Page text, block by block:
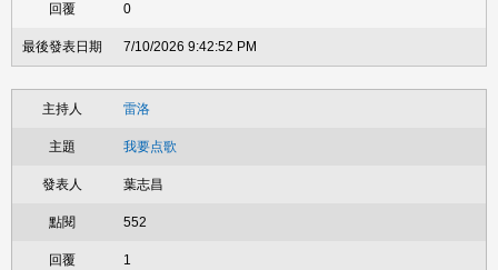
0
7/10/2026 9:42:52 PM
雷洛
我要点歌
葉志昌
552
1